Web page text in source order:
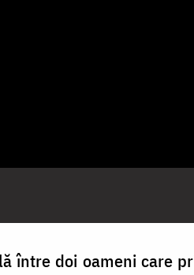
între doi oameni care